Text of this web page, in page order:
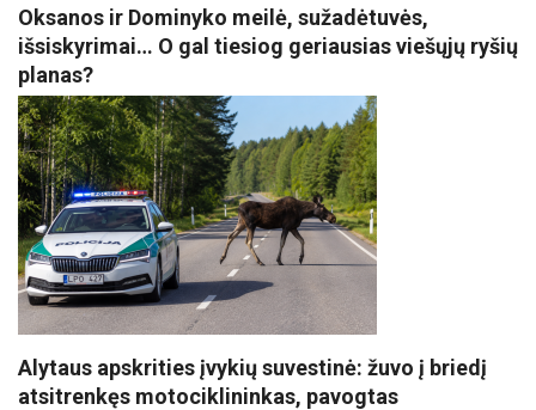
Oksanos ir Dominyko meilė, sužadėtuvės,
išsiskyrimai… O gal tiesiog geriausias viešųjų ryšių
planas?
Alytaus apskrities įvykių suvestinė: žuvo į briedį
atsitrenkęs motociklininkas, pavogtas